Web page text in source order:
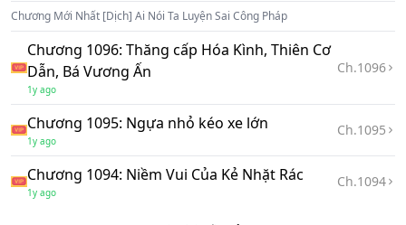
“«Giá Y Thần Điển»—đã luyện thì nhất định phải mặc áo
cưới, như thế mới có thể phát huy uy lực tối đa!”
“«Cường Thận Tráng Thể Thuật» giúp người ta mọc thêm
ba bốn quả thận, vậy chẳng lẽ vẫn chưa đủ mạnh sao?”
Ninh Diễm không hiểu—hắn diệt trừ yêu ma, nghiền nát
quỷ dị, hủy diệt Tà Tông, suốt ngày đến muộn chỉ để làm
việc tốt, thế nhưng thiên hạ lại cứ nói hắn luyện sai công
Chương Mới Nhất [Dịch] Ai Nói Ta Luyện Sai Công Pháp
Chương 1096: Thăng cấp Hóa Kình, Thiên Cơ
Dẫn, Bá Vương Ấn
1y ago
Ch.1096
Chương 1095: Ngựa nhỏ kéo xe lớn
1y ago
Ch.1095
Chương 1094: Niềm Vui Của Kẻ Nhặt Rác
1y ago
Ch.1094